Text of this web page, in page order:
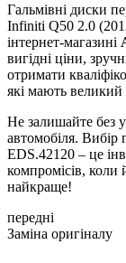
Гальмівні диски
Infiniti Q50 2.0
інтернет-магазині
вигідні ціни,
отримати
які мають великий
Не залишайте без
автомобіля. Вибір
EDS.42120 – це
компромісів, коли
найкраще!
передні
Заміна оригіналу